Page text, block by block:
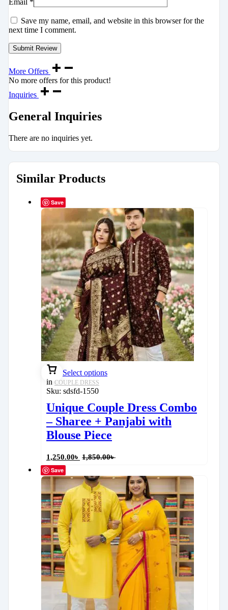
Email *
Save my name, email, and website in this browser for the
next time I comment.
More Offers
No more offers for this product!
Inquiries
General Inquiries
There are no inquiries yet.
Similar Products
Save
Select options
in COUPLE DRESS
Sku: sdsfd-1550
Unique Couple Dress Combo
– Sharee + Panjabi with
Blouse Piece
1,250.00৳ 1,850.00৳
Save